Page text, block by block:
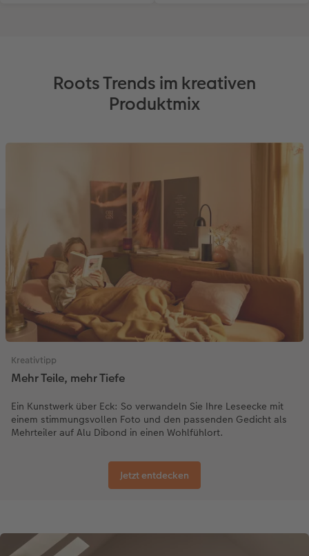
Roots Trends im kreativen
Produktmix
Kreativtipp
Mehr Teile, mehr Tiefe
Ein Kunstwerk über Eck: So verwandeln Sie Ihre Leseecke mit
einem stimmungsvollen Foto und den passenden Gedicht als
Mehrteiler auf Alu Dibond in einen Wohlfühlort.
Jetzt entdecken